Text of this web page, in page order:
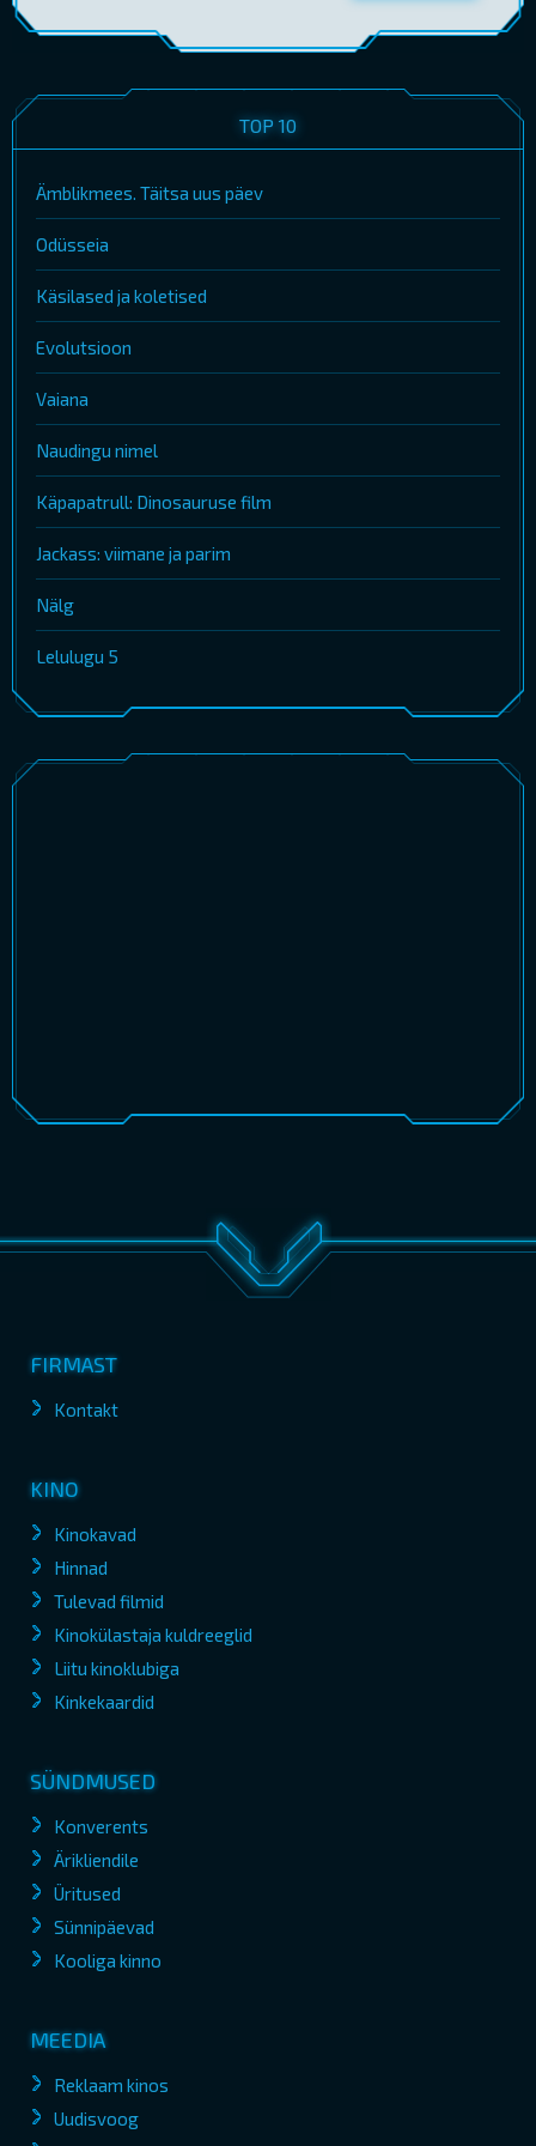
TOP 10
Ämblikmees. Täitsa uus päev
Odüsseia
Käsilased ja koletised
Evolutsioon
Vaiana
Naudingu nimel
Käpapatrull: Dinosauruse film
Jackass: viimane ja parim
Nälg
Lelulugu 5
FIRMAST
Kontakt
KINO
Kinokavad
Hinnad
Tulevad filmid
Kinokülastaja kuldreeglid
Liitu kinoklubiga
Kinkekaardid
SÜNDMUSED
Konverents
Ärikliendile
Üritused
Sünnipäevad
Kooliga kinno
MEEDIA
Reklaam kinos
Uudisvoog